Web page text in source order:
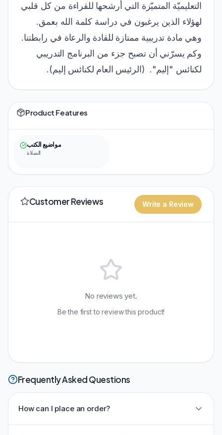
التعليميّة المتميّزة التي أرشحها للقراءة من كل قلبي
لهؤلاء الذين يرغبون في دراسة كلمة الله بعمق.
وهي مادة تدريبية ممتازة للقادة والرعاة في رابطتنا.
وكم يسرّني أن تصبح جزء من البرنامج التدريبي
لكنائس "إليم". (الرئيس العام لكنائس إليم).
Product Features
مواضيع الكتب
الصلاة
Customer Reviews Write a Review
No reviews yet.
Be the first to review this product!
Frequently Asked Questions
How can I place an order?